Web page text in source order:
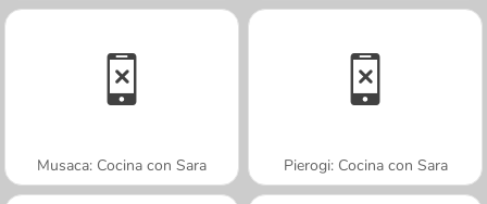
Musaca: Cocina con Sara Pierogi: Cocina con Sara